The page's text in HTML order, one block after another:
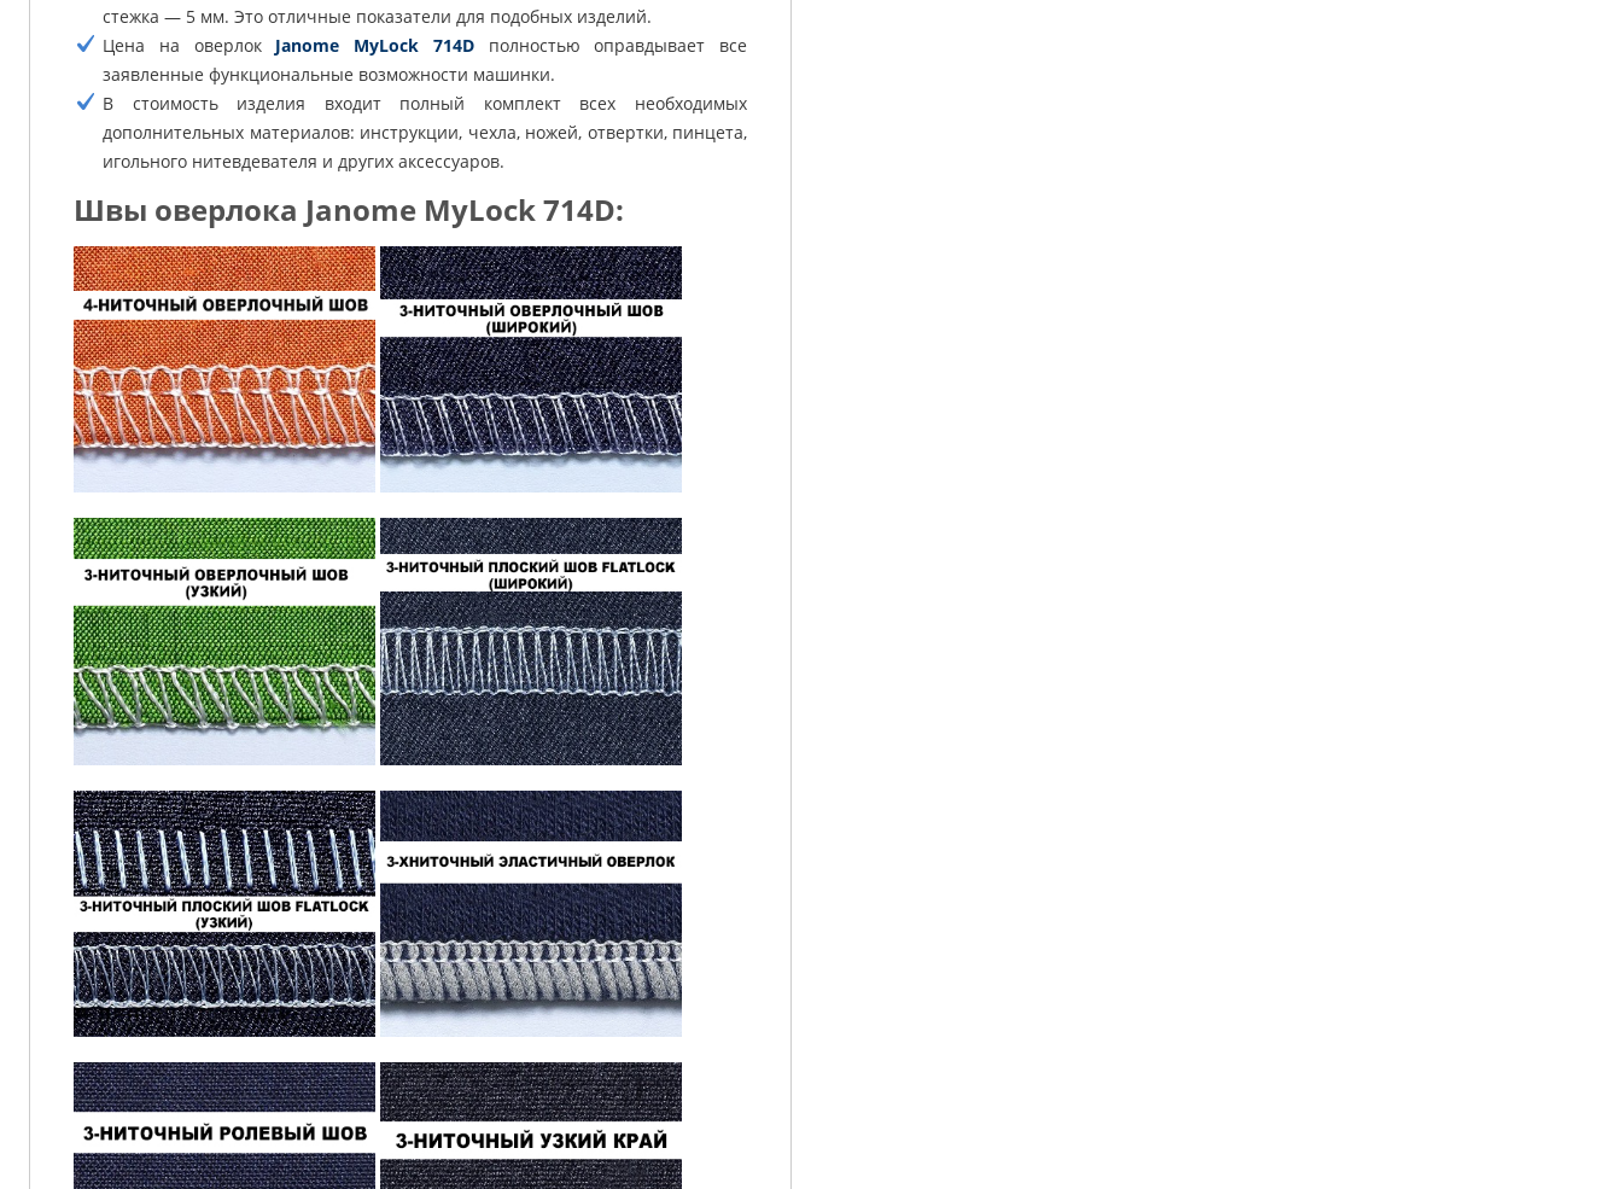
стежка — 5 мм. Это отличные показатели для подобных изделий.
Цена на оверлокJanome MyLock 714Dполностью оправдывает все
заявленные функциональные возможности машинки.
В стоимость изделия входит полный комплект всех необходимых
дополнительных материалов: инструкции, чехла, ножей, отвертки, пинцета,
игольного нитевдевателя и других аксессуаров.
Швы оверлока Janome MyLock 714D: